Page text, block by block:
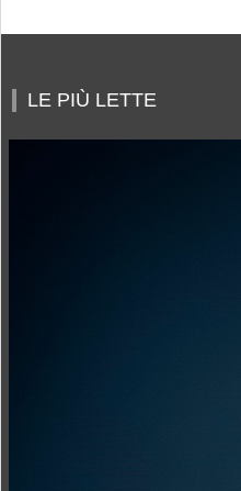
LE PIÙ LETTE